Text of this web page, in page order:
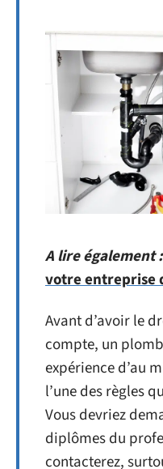
A lire également :
votre entreprise
Avant d’avoir le
compte, un
expérience d’au
l’une des règles
Vous devriez
diplômes du
contacterez,